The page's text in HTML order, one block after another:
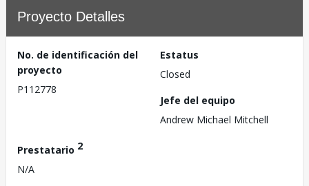
Proyecto Detalles
No. de identificación del
proyecto
P112778
Estatus
Closed
Jefe del equipo
Andrew Michael Mitchell
Prestatario 2
N/A